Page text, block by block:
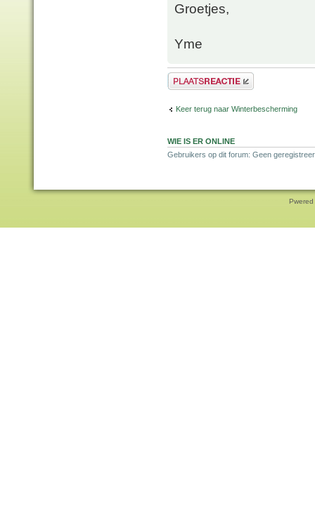
Groetjes,
Yme
Plaats een reactie
Keer terug naar Winterbescherming
WIE IS ER ONLINE
Gebruikers op dit forum: Geen